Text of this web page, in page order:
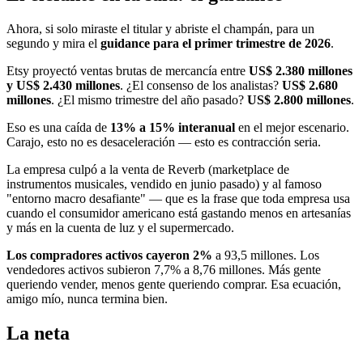
Ahora, si solo miraste el titular y abriste el champán, para un
segundo y mira el guidance para el primer trimestre de 2026.
Etsy proyectó ventas brutas de mercancía entre US$ 2.380 millones
y US$ 2.430 millones. ¿El consenso de los analistas? US$ 2.680
millones. ¿El mismo trimestre del año pasado? US$ 2.800 millones.
Eso es una caída de 13% a 15% interanual en el mejor escenario.
Carajo, esto no es desaceleración — esto es contracción seria.
La empresa culpó a la venta de Reverb (marketplace de
instrumentos musicales, vendido en junio pasado) y al famoso
"entorno macro desafiante" — que es la frase que toda empresa usa
cuando el consumidor americano está gastando menos en artesanías
y más en la cuenta de luz y el supermercado.
Los compradores activos cayeron 2% a 93,5 millones. Los
vendedores activos subieron 7,7% a 8,76 millones. Más gente
queriendo vender, menos gente queriendo comprar. Esa ecuación,
amigo mío, nunca termina bien.
La neta